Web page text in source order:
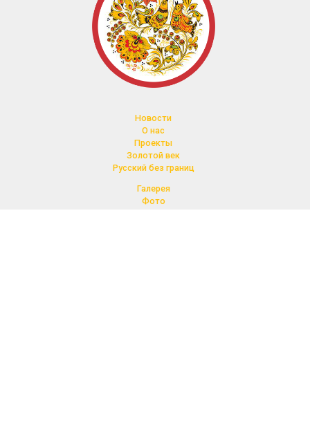
Новости
О нас
Проекты
Золотой век
Русский без границ
Галерея
Фото